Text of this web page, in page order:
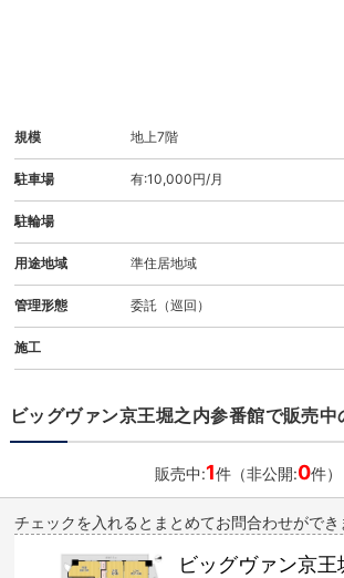
規模 地上7階
駐車場 有:10,000円/月
駐輪場
用途地域 準住居地域
管理形態 委託（巡回）
施工
ビッグヴァン京王堀之内参番館で販売中
販売中:1件（非公開:0件）
チェックを入れるとまとめてお問合わせができ
ビッグヴァン京